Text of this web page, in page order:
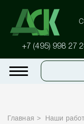
+7 (495) 998 27
Главная Наши